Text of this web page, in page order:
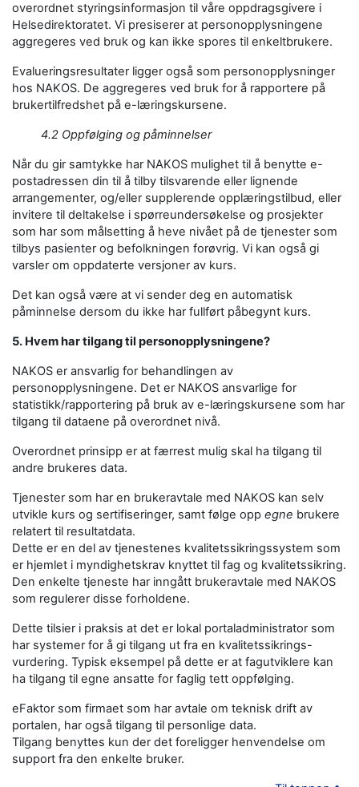
overordnet styringsinformasjon til våre oppdragsgivere i
Helsedirektoratet. Vi presiserer at personopplysningene
aggregeres ved bruk og kan ikke spores til enkeltbrukere.
Evalueringsresultater ligger også som personopplysninger
hos NAKOS. De aggregeres ved bruk for å rapportere på
brukertilfredshet på e-læringskursene.
4.2 Oppfølging og påminnelser
Når du gir samtykke har NAKOS mulighet til å benytte e-
postadressen din til å tilby tilsvarende eller lignende
arrangementer, og/eller supplerende opplæringstilbud, eller
invitere til deltakelse i spørreundersøkelse og prosjekter
som har som målsetting å heve nivået på de tjenester som
tilbys pasienter og befolkningen forøvrig. Vi kan også gi
varsler om oppdaterte versjoner av kurs.
Det kan også være at vi sender deg en automatisk
påminnelse dersom du ikke har fullført påbegynt kurs.
5. Hvem har tilgang til personopplysningene?
NAKOS er ansvarlig for behandlingen av
personopplysningene. Det er NAKOS ansvarlige for
statistikk/rapportering på bruk av e-læringskursene som har
tilgang til dataene på overordnet nivå.
Overordnet prinsipp er at færrest mulig skal ha tilgang til
andre brukeres data.
Tjenester som har en brukeravtale med NAKOS kan selv
utvikle kurs og sertifiseringer, samt følge opp egne brukere
relatert til resultatdata.
Dette er en del av tjenestenes kvalitetssikringssystem som
er hjemlet i myndighetskrav knyttet til fag og kvalitetssikring.
Den enkelte tjeneste har inngått brukeravtale med NAKOS
som regulerer disse forholdene.
Dette tilsier i praksis at det er lokal portaladministrator som
har systemer for å gi tilgang ut fra en kvalitetssikrings-
vurdering. Typisk eksempel på dette er at fagutviklere kan
ha tilgang til egne ansatte for faglig tett oppfølging.
eFaktor som firmaet som har avtale om teknisk drift av
portalen, har også tilgang til personlige data.
Tilgang benyttes kun der det foreligger henvendelse om
support fra den enkelte bruker.